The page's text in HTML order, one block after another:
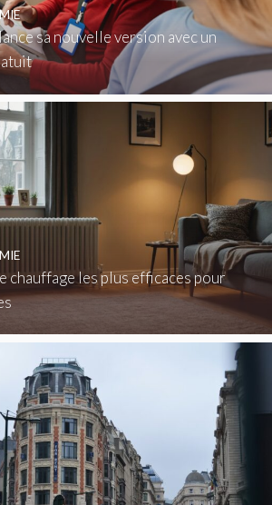
sa nouvelle version avec un
chauffage les plus efficaces pour